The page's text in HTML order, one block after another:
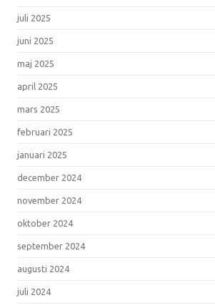
juli 2025
juni 2025
maj 2025
april 2025
mars 2025
februari 2025
januari 2025
december 2024
november 2024
oktober 2024
september 2024
augusti 2024
juli 2024